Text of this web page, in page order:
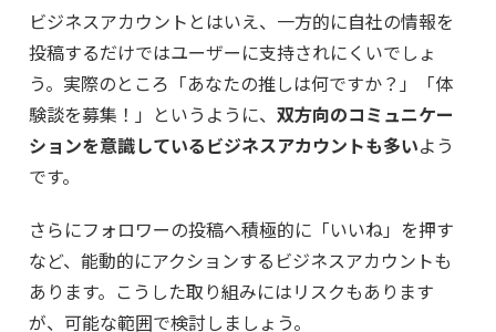
ビジネスアカウントとはいえ、一方的に自社の情報を
投稿するだけではユーザーに支持されにくいでしょ
う。実際のところ「あなたの推しは何ですか？」「体
験談を募集！」というように、 双方向のコミュニケー
ションを意識しているビジネスアカウントも多いよう
です。
さらにフォロワーの投稿へ積極的に「いいね」を押す
など、能動的にアクションするビジネスアカウントも
あります。こうした取り組みにはリスクもあります
が、可能な範囲で検討しましょう。